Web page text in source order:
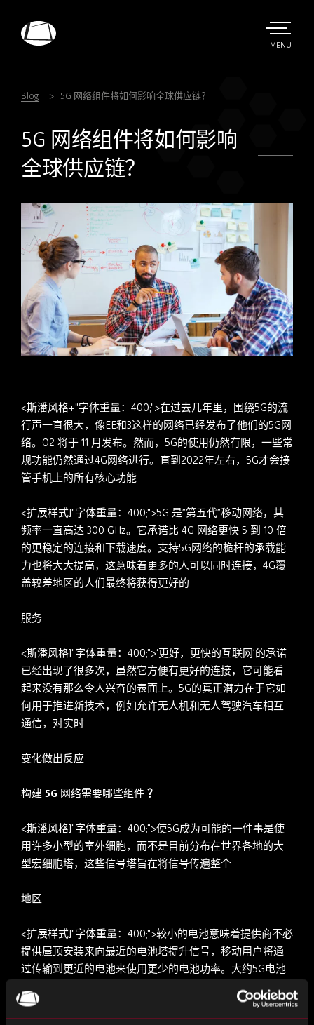
TOGGLE
MENU
Blog 5G 网络组件将如何影响全球供应链？
5G 网络组件将如何影响
全球供应链？
<斯潘风格+"字体重量：400;">在过去几年里，围绕5G的流
行声一直很大，像EE和3这样的网络已经发布了他们的5G网
络。O2 将于 11 月发布。然而，5G的使用仍然有限，一些常
规功能仍然通过4G网络进行。直到2022年左右，5G才会接
管手机上的所有核心功能
<扩展样式]"字体重量：400;">5G 是”第五代”移动网络，其
频率一直高达 300 GHz。它承诺比 4G 网络更快 5 到 10 倍
的更稳定的连接和下载速度。支持5G网络的桅杆的承载能
力也将大大提高，这意味着更多的人可以同时连接，4G覆
盖较差地区的人们最终将获得更好的
服务
<斯潘风格]"字体重量：400;">‘更好，更快的互联网’的承诺
已经出现了很多次，虽然它方便有更好的连接，它可能看
起来没有那么令人兴奋的表面上。5G的真正潜力在于它如
何用于推进新技术，例如允许无人机和无人驾驶汽车相互
通信，对实时
变化做出反应
构建 5G 网络需要哪些组件 ？
<斯潘风格]"字体重量：400;">使5G成为可能的一件事是使
用许多小型的室外细胞，而不是目前分布在世界各地的大
型宏细胞塔，这些信号塔旨在将信号传遍整个
地区
<扩展样式]"字体重量：400;">较小的电池意味着提供商不必
提供屋顶安装来向最近的电池塔提升信号，移动用户将通
过传输到更近的电池来使用更少的电池功率。大约5G电池
相距近500英尺，只显示为小盒子，所以更好地融入环境，
尤其是在